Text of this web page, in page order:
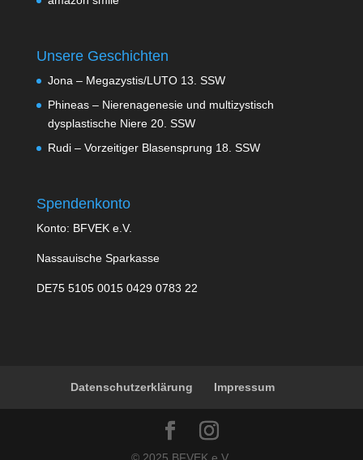
Unsere Geschichten
Jona – Megazystis/LUTO 13. SSW
Phineas – Nierenagenesie und multizystisch
dysplastische Niere 20. SSW
Rudi – Vorzeitiger Blasensprung 18. SSW
Spendenkonto
Konto: BFVEK e.V.
Nassauische Sparkasse
DE75 5105 0015 0429 0783 22
Datenschutzerklärung Impressum